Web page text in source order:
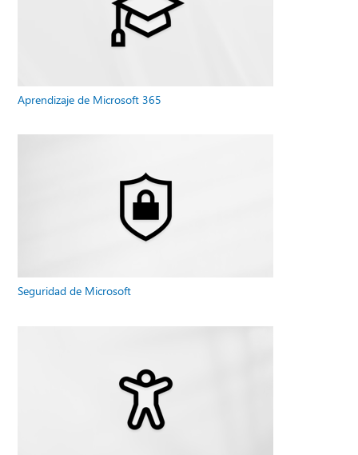
Aprendizaje de Microsoft 365
Seguridad de Microsoft